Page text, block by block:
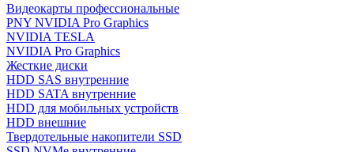
Видеокарты профессиональные
PNY NVIDIA Pro Graphics
NVIDIA TESLA
NVIDIA Pro Graphics
Жесткие диски
HDD SAS внутренние
HDD SATA внутренние
HDD для мобильных устройств
HDD внешние
Твердотельные накопители SSD